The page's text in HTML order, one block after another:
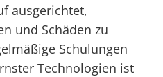
ausgerichtet,
und Schäden zu
Schulungen
Technologien ist